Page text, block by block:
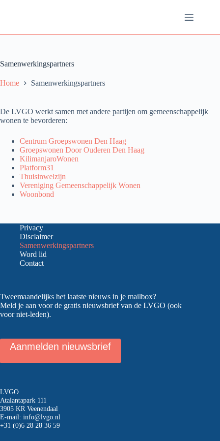
Samenwerkingspartners
Home Samenwerkingspartners
De LVGO werkt samen met andere partijen om gemeenschappelijk
wonen te bevorderen:
Centrum Groepswonen Den Haag
Groepswonen Door Ouderen Den Haag
KilimanjaroWonen
Platform31
Thuisinwelzijn
Vereniging Gemeenschappelijk Wonen
Woonbond
Privacy
Disclaimer
Samenwerkingspartners
Word lid
Contact
Tweemaandelijks het laatste nieuws in je mailbox?
Meld je aan voor de gratis nieuwsbrief van de LVGO (ook
voor niet-leden).
Aanmelden nieuwsbrief
LVGO
Atalantapark 111
3905 KR Veenendaal
E-mail: info@lvgo.nl
+31 (0)6 28 28 36 59